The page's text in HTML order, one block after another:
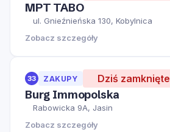
MPT TABO
ul. Gnieźnieńska 130, Kobylnica
Zobacz szczegóły
33 ZAKUPY Dziś zamknięte
Burg Immopolska
Rabowicka 9A, Jasin
Zobacz szczegóły